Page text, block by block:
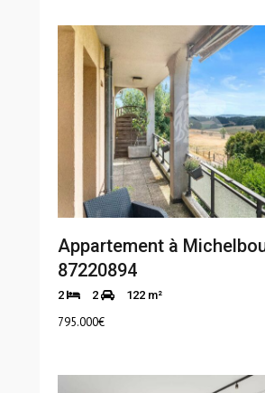
Appartement à
87220894
2 2 122 m²
795.000€